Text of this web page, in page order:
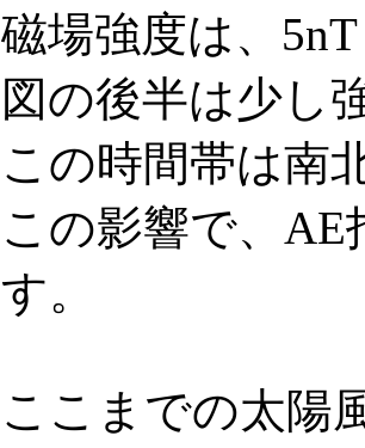
磁場強度は、
図の後半は少し
この時間帯は南
この影響で、
す。
ここまでの太陽